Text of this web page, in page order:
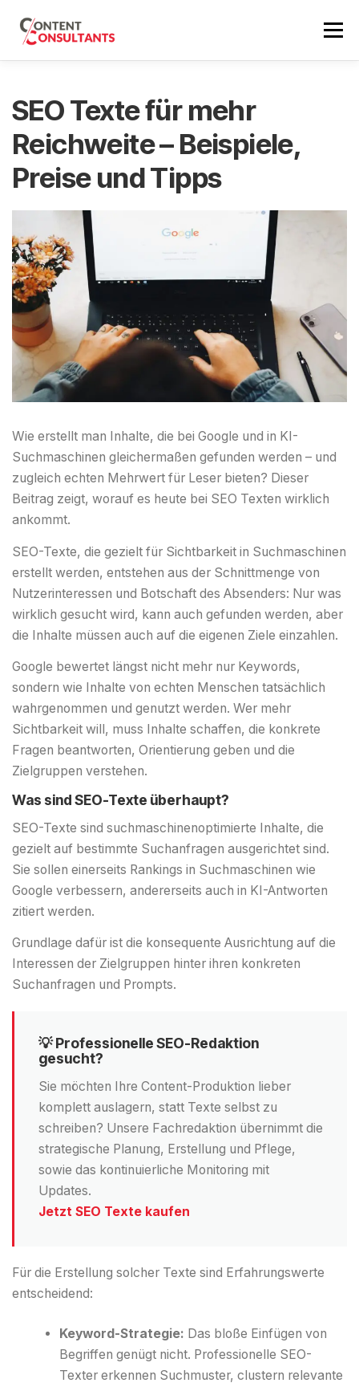
Inhalt
springen
Menü
ÜBER MICH SEO NEWS ERSTGESPRÄCH
EN
SEO Texte für mehr
Reichweite – Beispiele,
Preise und Tipps
Wie erstellt man Inhalte, die bei Google und in KI-
Suchmaschinen gleichermaßen gefunden werden – und
zugleich echten Mehrwert für Leser bieten? Dieser
Beitrag zeigt, worauf es heute bei SEO Texten wirklich
ankommt.
SEO-Texte, die gezielt für Sichtbarkeit in Suchmaschinen
erstellt werden, entstehen aus der Schnittmenge von
Nutzerinteressen und Botschaft des Absenders: Nur was
wirklich gesucht wird, kann auch gefunden werden, aber
die Inhalte müssen auch auf die eigenen Ziele einzahlen.
Google bewertet längst nicht mehr nur Keywords,
sondern wie Inhalte von echten Menschen tatsächlich
wahrgenommen und genutzt werden. Wer mehr
Sichtbarkeit will, muss Inhalte schaffen, die konkrete
Fragen beantworten, Orientierung geben und die
Zielgruppen verstehen.
Was sind SEO-Texte überhaupt?
SEO-Texte sind suchmaschinenoptimierte Inhalte, die
gezielt auf bestimmte Suchanfragen ausgerichtet sind.
Sie sollen einerseits Rankings in Suchmaschinen wie
Google verbessern, andererseits auch in KI-Antworten
zitiert werden.
Grundlage dafür ist die konsequente Ausrichtung auf die
Interessen der Zielgruppen hinter ihren konkreten
Suchanfragen und Prompts.
💡 Professionelle SEO-Redaktion
gesucht?
Sie möchten Ihre Content-Produktion lieber
komplett auslagern, statt Texte selbst zu
schreiben? Unsere Fachredaktion übernimmt die
strategische Planung, Erstellung und Pflege,
sowie das kontinuierliche Monitoring mit
Updates.
Jetzt SEO Texte kaufen
Für die Erstellung solcher Texte sind Erfahrungswerte
entscheidend:
Keyword-Strategie: Das bloße Einfügen von
Begriffen genügt nicht. Professionelle SEO-
Texter erkennen Suchmuster, clustern relevante